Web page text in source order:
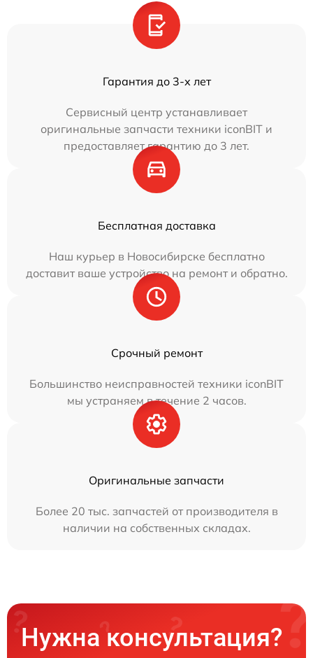
Гарантия до 3-х лет
Сервисный центр устанавливает
оригинальные запчасти техники iconBIT и
предоставляет гарантию до 3 лет.
Бесплатная доставка
Наш курьер в Новосибирске бесплатно
доставит ваше устройство на ремонт и обратно.
Срочный ремонт
Большинство неисправностей техники iconBIT
мы устраняем в течение 2 часов.
Оригинальные запчасти
Более 20 тыс. запчастей от производителя в
наличии на собственных складах.
Нужна консультация?